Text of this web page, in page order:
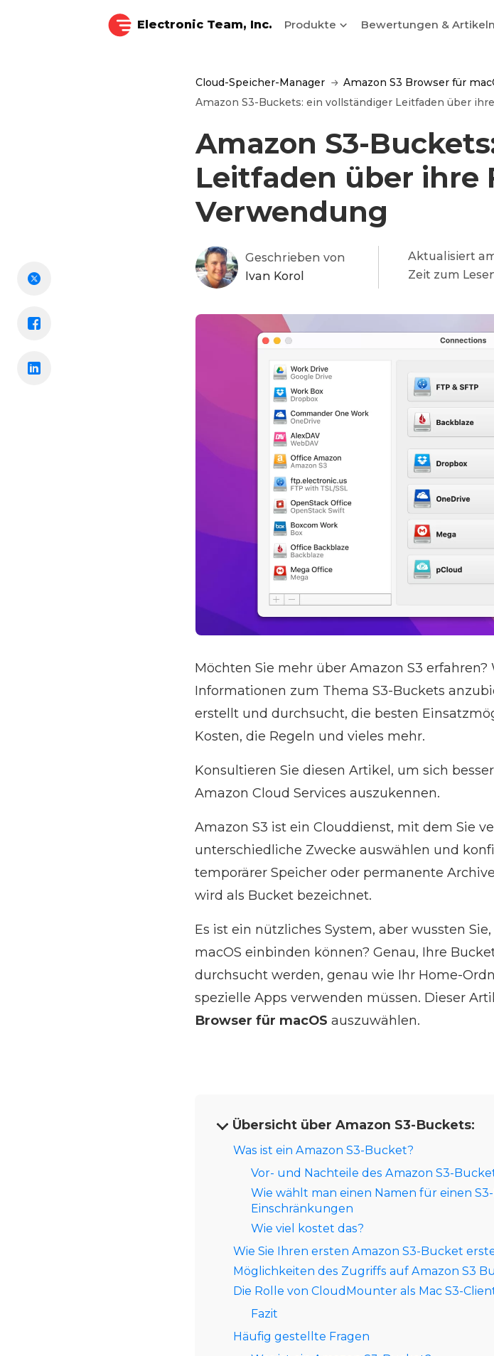
Electronic Team, Inc. Produkte Bewertungen & Artikeln
Cloud-Speicher-Manager
Amazon S3 Browser für
Amazon S3-Buckets: ein vollständiger Leitfaden über
Amazon S3-
Leitfaden über ihre
Verwendung
Geschrieben von
Ivan Korol
Aktualisiert
Zeit zum
Möchten Sie mehr über Amazon S3
Informationen zum Thema S3-Buckets
erstellt und durchsucht, die besten
Kosten, die Regeln und vieles mehr.
Konsultieren Sie diesen Artikel, um sich
Amazon Cloud Services auszukennen.
Amazon S3 ist ein Clouddienst, mit dem Sie
unterschiedliche Zwecke auswählen und
temporärer Speicher oder permanente
wird als Bucket bezeichnet.
Es ist ein nützliches System, aber wussten
macOS einbinden können? Genau, Ihre
durchsucht werden, genau wie Ihr Home-
spezielle Apps verwenden müssen. Dieser
Browser für macOS auszuwählen.
Übersicht über Amazon S3-Buckets:
Was ist ein Amazon S3-Bucket?
Vor- und Nachteile des Amazon S3-
Wie wählt man einen Namen für einen
Einschränkungen
Wie viel kostet das?
Wie Sie Ihren ersten Amazon S3-Bucket
Möglichkeiten des Zugriffs auf Amazon S3
Die Rolle von CloudMounter als Mac S3-
Fazit
Häufig gestellte Fragen